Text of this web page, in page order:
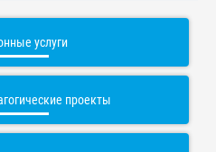
услуги
проекты